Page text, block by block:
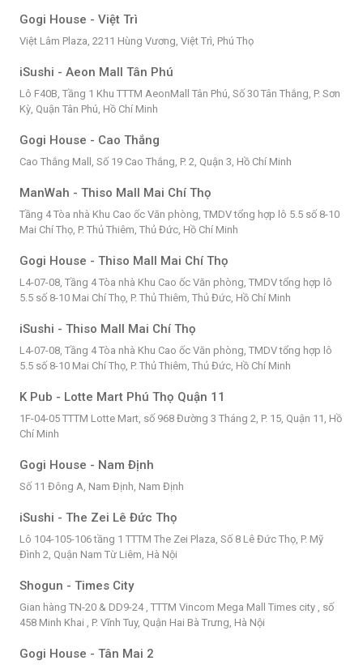
Gogi House - Việt Trì
Việt Lâm Plaza, 2211 Hùng Vương, Việt Trì, Phú Thọ
iSushi - Aeon Mall Tân Phú
Lô F40B, Tầng 1 Khu TTTM AeonMall Tân Phú, Số 30 Tân Thắng, P. Sơn
Kỳ, Quận Tân Phú, Hồ Chí Minh
Gogi House - Cao Thắng
Cao Thắng Mall, Số 19 Cao Thắng, P. 2, Quận 3, Hồ Chí Minh
ManWah - Thiso Mall Mai Chí Thọ
Tầng 4 Tòa nhà Khu Cao ốc Văn phòng, TMDV tổng hợp lô 5.5 số 8-10
Mai Chí Thọ, P. Thủ Thiêm, Thủ Đức, Hồ Chí Minh
Gogi House - Thiso Mall Mai Chí Thọ
L4-07-08, Tầng 4 Tòa nhà Khu Cao ốc Văn phòng, TMDV tổng hợp lô
5.5 số 8-10 Mai Chí Thọ, P. Thủ Thiêm, Thủ Đức, Hồ Chí Minh
iSushi - Thiso Mall Mai Chí Thọ
L4-07-08, Tầng 4 Tòa nhà Khu Cao ốc Văn phòng, TMDV tổng hợp lô
5.5 số 8-10 Mai Chí Thọ, P. Thủ Thiêm, Thủ Đức, Hồ Chí Minh
K Pub - Lotte Mart Phú Thọ Quận 11
1F-04-05 TTTM Lotte Mart, số 968 Đường 3 Tháng 2, P. 15, Quận 11, Hồ
Chí Minh
Gogi House - Nam Định
Số 11 Đông A, Nam Định, Nam Định
iSushi - The Zei Lê Đức Thọ
Lô 104-105-106 tầng 1 TTTM The Zei Plaza, Số 8 Lê Đức Thọ, P. Mỹ
Đình 2, Quận Nam Từ Liêm, Hà Nội
Shogun - Times City
Gian hàng TN-20 & DD9-24 , TTTM Vincom Mega Mall Times city , số
458 Minh Khai , P. Vĩnh Tuy, Quận Hai Bà Trưng, Hà Nội
Gogi House - Tân Mai 2